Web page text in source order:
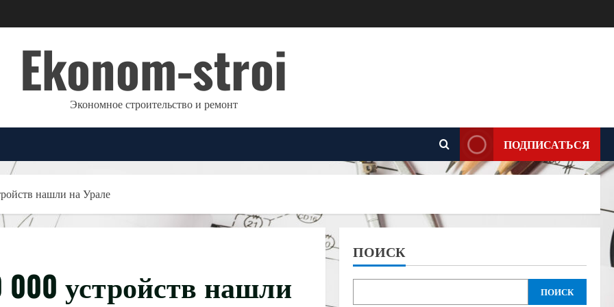
Ekonom-stroi
Экономное строительство и ремонт
ПОДПИСАТЬСЯ
нашли на Урале
устройств нашли
ПОИСК
ПОИСК